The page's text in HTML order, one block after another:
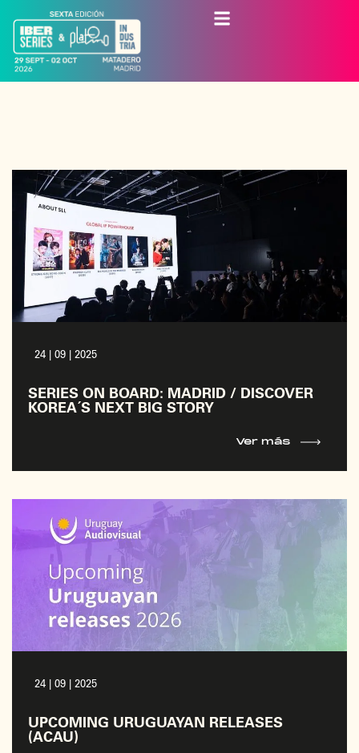
24 | 09 | 2025
SERIES ON BOARD: MADRID / DISCOVER
KOREA´S NEXT BIG STORY
Ver más
24 | 09 | 2025
UPCOMING URUGUAYAN RELEASES
(ACAU)